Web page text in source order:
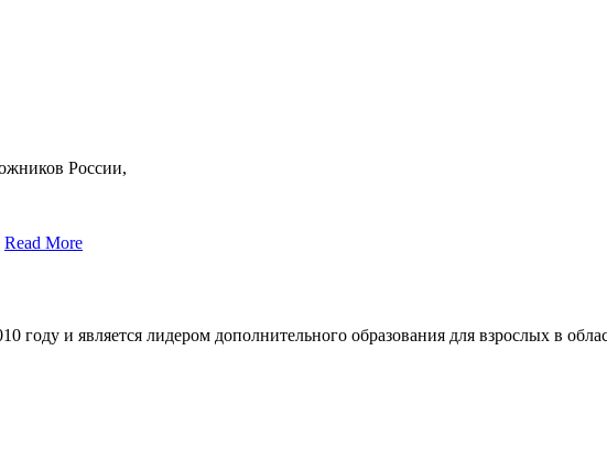
России,
Read More
году и является лидером дополнительного образования для взрослых в